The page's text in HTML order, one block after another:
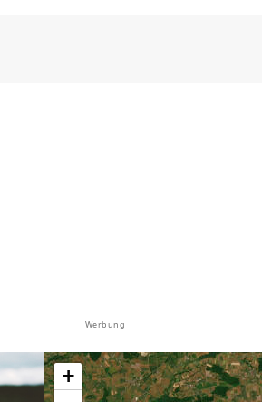
Werbung
+